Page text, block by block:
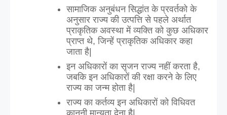
सामाजिक अनुबंधन सिद्धांत के प्रवर्तको के
अनुसार राज्य की उत्पत्ति से पहले अर्थात
प्राकृतिक अवस्था में व्यक्ति को कुछ अधिकार
प्राप्त थे, जिन्हें प्राकृतिक अधिकार कहा
जाता है|
इन अधिकारों का सृजन राज्य नहीं करता है,
जबकि इन अधिकारों की रक्षा करने के लिए
राज्य का जन्म होता है|
राज्य का कर्तव्य इन अधिकारों को विधिवत
कानूनी मान्यता देना है|